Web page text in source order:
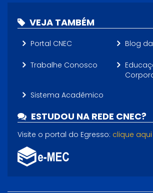
VEJA TAMBÉM
Portal CNEC Blog da
Trabalhe Conosco
Sistema Acadêmico
ESTUDOU NA REDE CNEC?
Visite o portal do Egresso: clique aqui